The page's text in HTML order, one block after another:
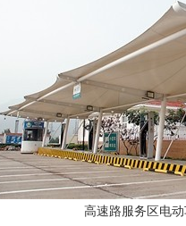
高速路服务区电动